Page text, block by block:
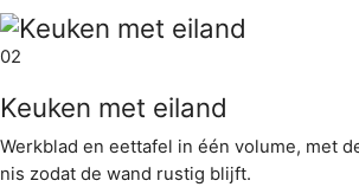
02
Keuken met eiland
Werkblad en eettafel in één volume, met
nis zodat de wand rustig blijft.